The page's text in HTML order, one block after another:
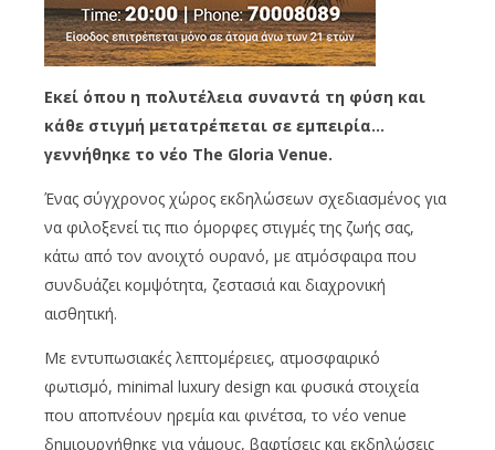
Εκεί όπου η πολυτέλεια συναντά τη φύση και
κάθε στιγμή μετατρέπεται σε εμπειρία…
γεννήθηκε το νέο The Gloria Venue.
Ένας σύγχρονος χώρος εκδηλώσεων σχεδιασμένος για
να φιλοξενεί τις πιο όμορφες στιγμές της ζωής σας,
κάτω από τον ανοιχτό ουρανό, με ατμόσφαιρα που
συνδυάζει κομψότητα, ζεστασιά και διαχρονική
αισθητική.
Με εντυπωσιακές λεπτομέρειες, ατμοσφαιρικό
φωτισμό, minimal luxury design και φυσικά στοιχεία
που αποπνέουν ηρεμία και φινέτσα, το νέο venue
δημιουργήθηκε για γάμους, βαφτίσεις και εκδηλώσεις